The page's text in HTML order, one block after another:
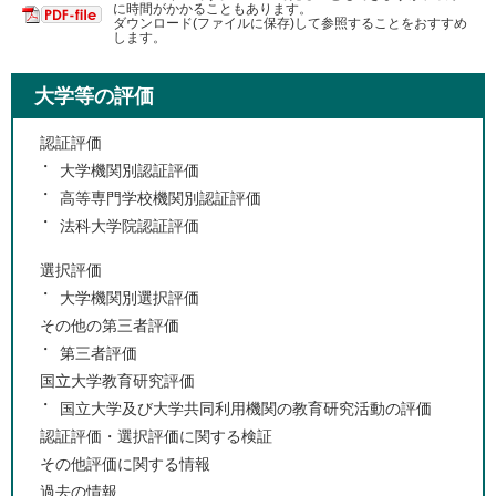
に時間がかかることもあります。
ダウンロード(ファイルに保存)して参照することをおすすめ
します。
大学等の評価
認証評価
大学機関別認証評価
高等専門学校機関別認証評価
法科大学院認証評価
選択評価
大学機関別選択評価
その他の第三者評価
第三者評価
国立大学教育研究評価
国立大学及び大学共同利用機関の教育研究活動の評価
認証評価・選択評価に関する検証
その他評価に関する情報
過去の情報